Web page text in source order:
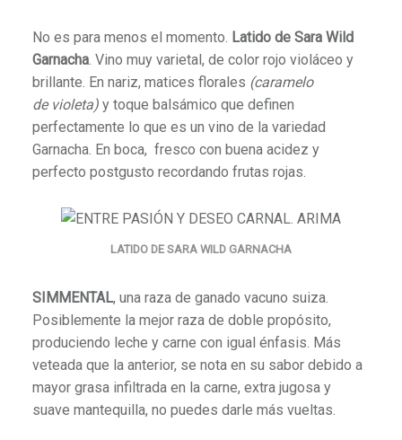
No es para menos el momento. Latido de Sara Wild
Garnacha. Vino muy varietal, de color rojo violáceo y
brillante. En nariz, matices florales (caramelo
de violeta)y toque balsámico que definen
perfectamente lo que es un vino de la variedad
Garnacha. En boca, fresco con buena acidez y
perfecto postgusto recordando frutas rojas.
LATIDO DE SARA WILD GARNACHA
SIMMENTAL, una raza de ganado vacuno suiza.
Posiblemente la mejor raza de doble propósito,
produciendo leche y carne con igual énfasis. Más
veteada que la anterior, se nota en su sabor debido a
mayor grasa infiltrada en la carne, extra jugosa y
suave mantequilla, no puedes darle más vueltas.